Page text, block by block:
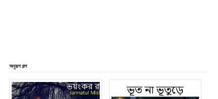
অনুরূপ গল্প